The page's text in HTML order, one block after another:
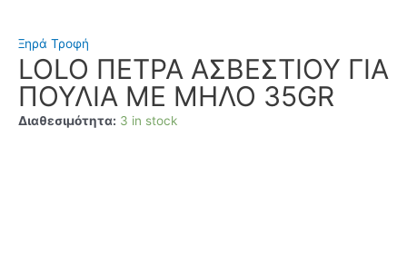
Ξηρά Τροφή
LOLO ΠΕΤΡΑ ΑΣΒΕΣΤΙΟΥ ΓΙΑ
ΠΟΥΛΙΑ ΜΕ ΜΗΛΟ 35GR
Διαθεσιμότητα: 3 in stock